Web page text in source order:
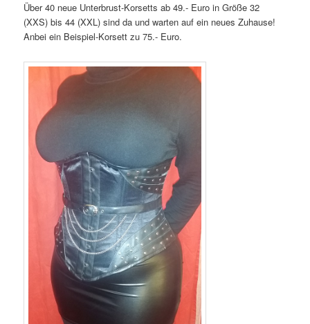
Über 40 neue Unterbrust-Korsetts ab 49.- Euro in Größe 32
(XXS) bis 44 (XXL) sind da und warten auf ein neues Zuhause!
Anbei ein Beispiel-Korsett zu 75.- Euro.